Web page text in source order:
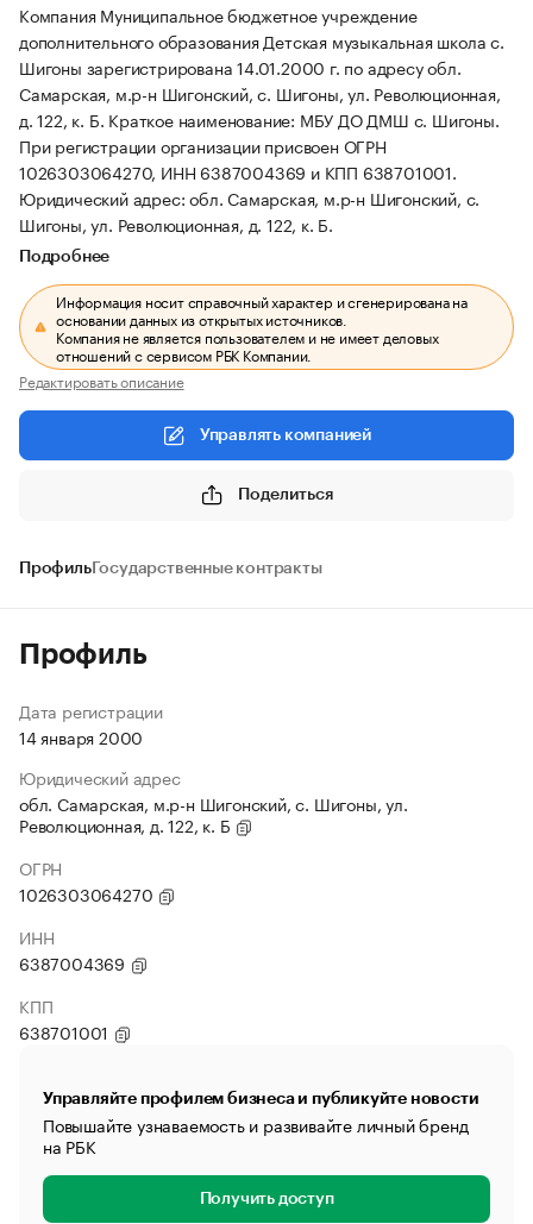
Компания Муниципальное бюджетное учреждение
дополнительного образования Детская музыкальная школа с.
Шигоны зарегистрирована 14.01.2000 г. по адресу обл.
Самарская, м.р-н Шигонский, с. Шигоны, ул. Революционная,
д. 122, к. Б. Краткое наименование: МБУ ДО ДМШ с. Шигоны.
При регистрации организации присвоен ОГРН
1026303064270, ИНН 6387004369 и КПП 638701001.
Юридический адрес: обл. Самарская, м.р-н Шигонский, с.
Шигоны, ул. Революционная, д. 122, к. Б.
Подробнее
Информация носит справочный характер и сгенерирована на
основании данных из открытых источников.
Компания не является пользователем и не имеет деловых
отношений с сервисом РБК Компании.
Редактировать описание
Управлять компанией
Поделиться
ПрофильГосударственные контракты
Профиль
Дата регистрации
14 января 2000
Юридический адрес
обл. Самарская, м.р-н Шигонский, с. Шигоны, ул.
Революционная, д. 122, к. Б
ОГРН
1026303064270
ИНН
6387004369
КПП
638701001
Управляйте профилем бизнеса и публикуйте новости
Повышайте узнаваемость и развивайте личный бренд
на РБК
Получить доступ